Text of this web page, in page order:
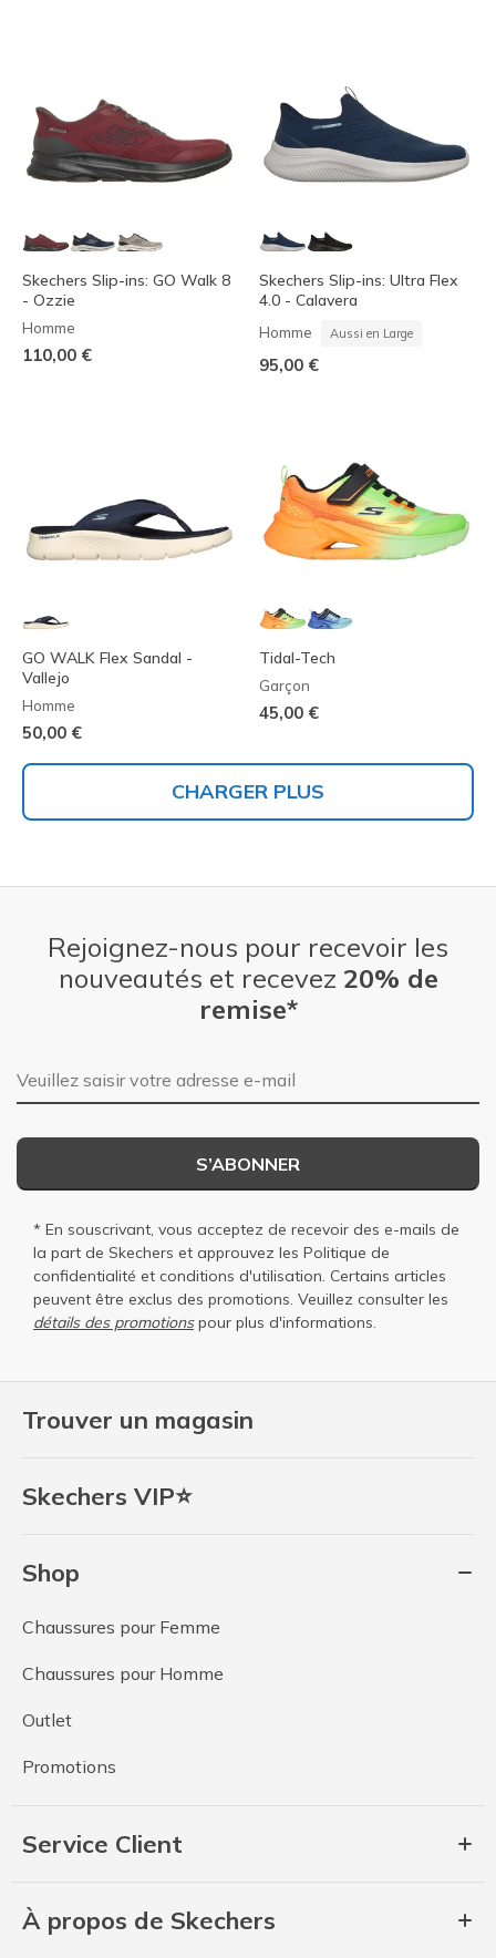
Skechers Slip-ins: GO Walk 8
- Ozzie
Homme
110,00 €
Skechers Slip-ins: Ultra Flex
4.0 - Calavera
Homme Aussi en Large
95,00 €
GO WALK Flex Sandal -
Vallejo
Homme
50,00 €
Tidal-Tech
Garçon
45,00 €
CHARGER PLUS
Trouver un magasin
Skechers VIP⭐
Shop
Chaussures pour Femme
Chaussures pour Homme
Outlet
Promotions
Service Client
À propos de Skechers
Rejoignez-nous pour recevoir les
nouveautés et recevez 20% de
remise*
Adresse e-mail
S’ABONNER
* En souscrivant, vous acceptez de recevoir des e-mails de
la part de Skechers et approuvez les Politique de
confidentialité et conditions d'utilisation. Certains articles
peuvent être exclus des promotions. Veuillez consulter les
détails des promotionspour plus d'informations.